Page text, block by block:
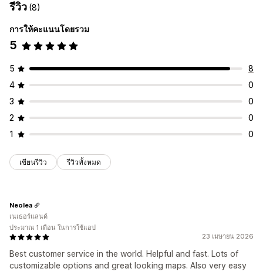
รีวิว (8)
การให้คะแนนโดยรวม
5
5
8
4
0
3
0
2
0
1
0
เขียนรีวิว รีวิวทั้งหมด
23 เมษายน 2026
Best customer service in the world. Helpful and fast. Lots of
customizable options and great looking maps. Also very easy
Neolea
เนเธอร์แลนด์
ประมาณ 1 เดือน ในการใช้แอป